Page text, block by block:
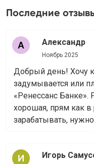
Последние
Александр
Ноябрь 2025
Добрый день! Хочу
задумывается или
«Ренессанс Банке».
хорошая, прям как
зарабатывать,
Игорь